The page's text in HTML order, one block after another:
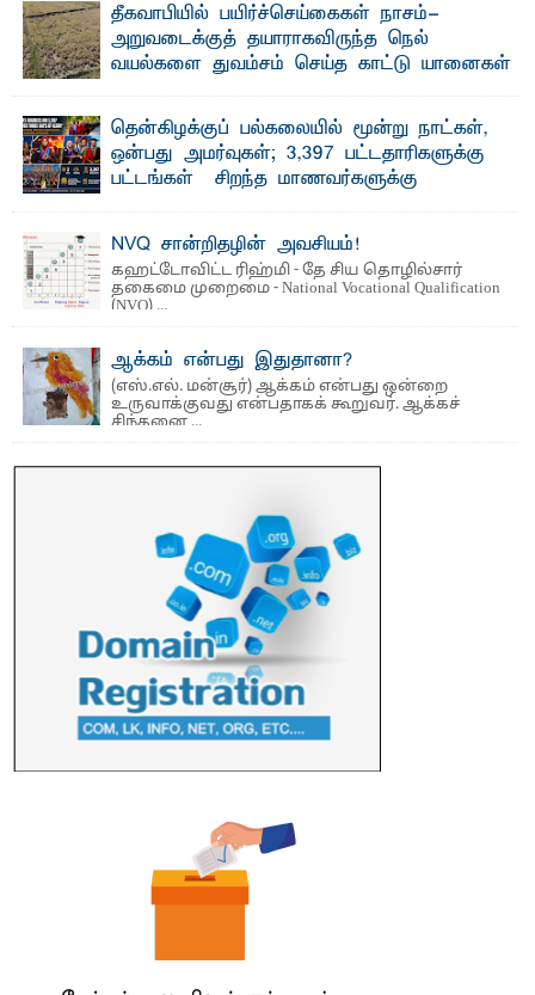
தீகவாபியில் பயிர்ச்செய்கைகள் நாசம்-
அறுவடைக்குத் தயாராகவிருந்த நெல்
வயல்களை துவம்சம் செய்த காட்டு யானைகள்
காணப்பட்ட பல ...தென்கிழக்குப் பல்கலையில் மூன்று நாட்கள்,
ஒன்பது அமர்வுகள்; 3,397 பட்டதாரிகளுக்கு
பட்டங்கள் – சிறந்த மாணவர்களுக்கு
மற்றும் சிறப்புப் பரிசுகள்
எம்.வை. அமீர்- ஒ லுவிலில் அமைந்துள்ள தென்கிழக்குப்
பல்கலைக்கழகத்தின் 18ஆவது பொதுப் பட்டமளிப்பு விழா ...
NVQ சான்றிதழின் அவசியம்!
கஹட்டோவிட்ட ரிஹ்மி - தே சிய தொழில்சார்
தகைமை முறைமை - National Vocational Qualification
(NVQ) ...
ஆக்கம் என்பது இதுதானா?
(எஸ்.எல். மன்சூர்) ஆக்கம் என்பது ஒன்றை
உருவாக்குவது என்பதாகக் கூறுவர். ஆக்கச்
சிந்தனை ...